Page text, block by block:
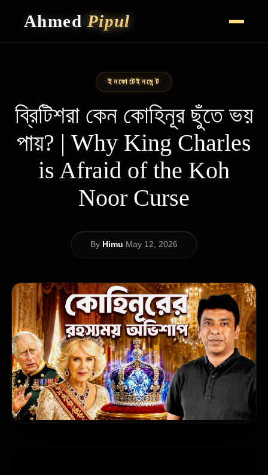
Ahmed Pipul
CAREER HIGHLIGHTS
VLOG
ইনফোটেইনমেন্ট
ব্রিটিশরা কেন কোহিনূর ছুঁতে ভয়
পায়? | Why King Charles
is Afraid of the Koh
Noor Curse
By Himu May 12, 2026